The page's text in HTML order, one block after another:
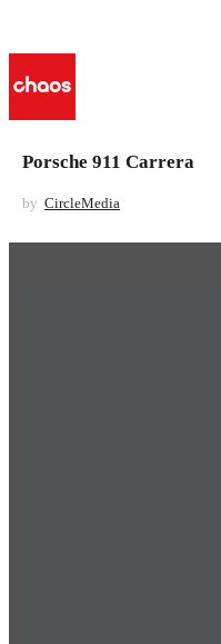
Porsche 911 Carrera
by CircleMedia